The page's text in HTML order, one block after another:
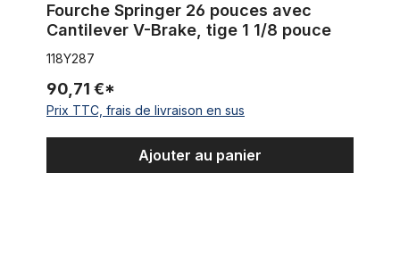
Fourche Springer 26 pouces avec
Cantilever V-Brake, tige 1 1/8 pouce
118Y287
90,71 €*
Prix TTC, frais de livraison en sus
Ajouter au panier